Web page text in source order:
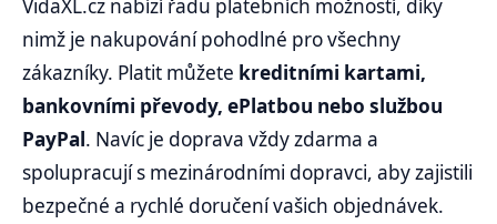
VidaXL.cz nabízí řadu platebních možností, díky
nimž je nakupování pohodlné pro všechny
zákazníky. Platit můžete kreditními kartami,
bankovními převody, ePlatbou nebo službou
PayPal. Navíc je doprava vždy zdarma a
spolupracují s mezinárodními dopravci, aby zajistili
bezpečné a rychlé doručení vašich objednávek.